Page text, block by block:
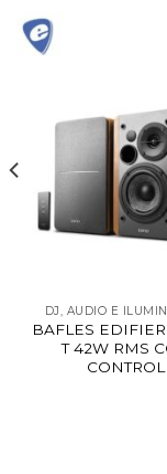
DJ, AUDIO E
BAFLES
T 42W RMS
CONTROL